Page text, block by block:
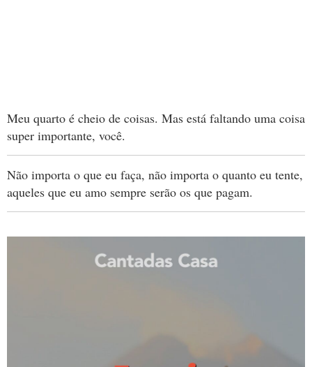
Meu quarto é cheio de coisas. Mas está faltando uma coisa
super importante, você.
Não importa o que eu faça, não importa o quanto eu tente,
aqueles que eu amo sempre serão os que pagam.